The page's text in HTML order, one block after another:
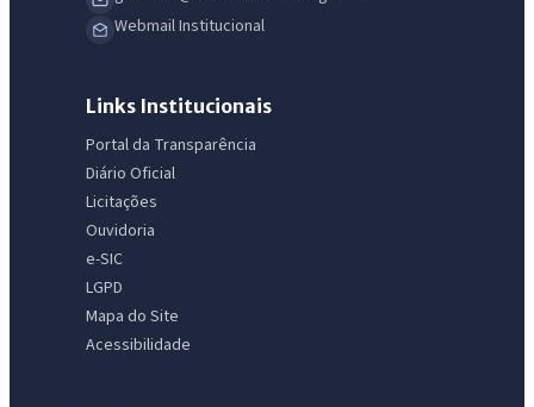
Webmail Institucional
Links Institucionais
Portal da Transparência
Diário Oficial
Licitações
Ouvidoria
e-SIC
LGPD
Mapa do Site
Acessibilidade